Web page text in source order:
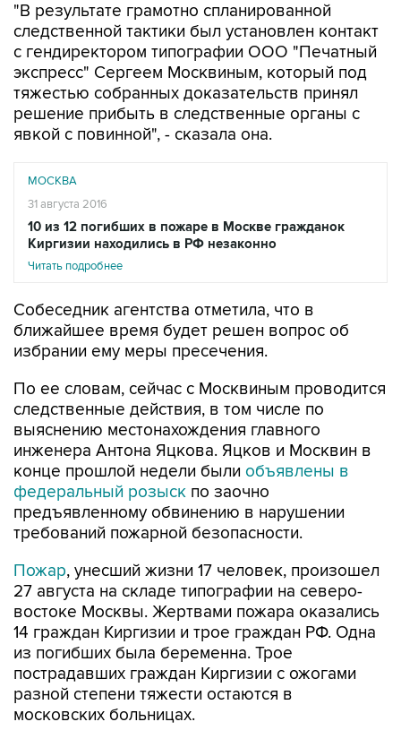
"В результате грамотно спланированной
следственной тактики был установлен контакт
с гендиректором типографии ООО "Печатный
экспресс" Сергеем Москвиным, который под
тяжестью собранных доказательств принял
решение прибыть в следственные органы с
явкой с повинной", - сказала она.
МОСКВА
31 августа 2016
10 из 12 погибших в пожаре в Москве гражданок
Киргизии находились в РФ незаконно
Читать подробнее
Собеседник агентства отметила, что в
ближайшее время будет решен вопрос об
избрании ему меры пресечения.
По ее словам, сейчас с Москвиным проводится
следственные действия, в том числе по
выяснению местонахождения главного
инженера Антона Яцкова. Яцков и Москвин в
конце прошлой недели были объявлены в
федеральный розыск по заочно
предъявленному обвинению в нарушении
требований пожарной безопасности.
Пожар, унесший жизни 17 человек, произошел
27 августа на складе типографии на северо-
востоке Москвы. Жертвами пожара оказались
14 граждан Киргизии и трое граждан РФ. Одна
из погибших была беременна. Трое
пострадавших граждан Киргизии с ожогами
разной степени тяжести остаются в
московских больницах.